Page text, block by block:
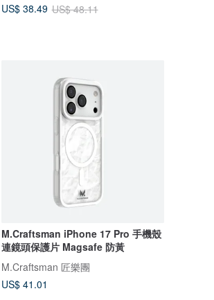
US$ 38.49 US$ 48.11
M.Craftsman iPhone 17 Pro 手機殼
連鏡頭保護片 Magsafe 防黃
M.Craftsman 匠樂團
US$ 41.01